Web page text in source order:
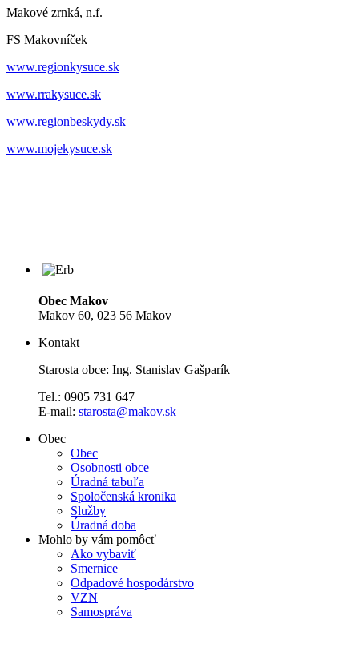
Makové zrnká, n.f.
FS Makovníček
www.regionkysuce.sk
www.rrakysuce.sk
www.regionbeskydy.sk
www.mojekysuce.sk
Obec Makov
Makov 60, 023 56 Makov
Kontakt
Starosta obce: Ing. Stanislav Gašparík
Tel.: 0905 731 647
E-mail: starosta@makov.sk
Obec
Obec
Osobnosti obce
Úradná tabuľa
Spoločenská kronika
Služby
Úradná doba
Mohlo by vám pomôcť
Ako vybaviť
Smernice
Odpadové hospodárstvo
VZN
Samospráva